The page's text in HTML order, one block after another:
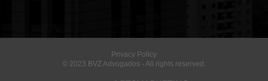
Privacy Policy
© 2023 BVZ Advogados - All rights reserved.